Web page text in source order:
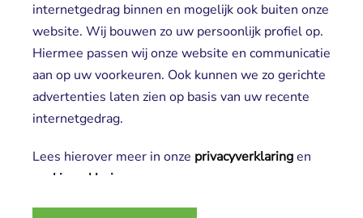
internetgedrag binnen en mogelijk ook buiten onze
website. Wij bouwen zo uw persoonlijk profiel op.
Hiermee passen wij onze website en communicatie
aan op uw voorkeuren. Ook kunnen we zo gerichte
advertenties laten zien op basis van uw recente
internetgedrag.
Lees hierover meer in onze privacyverklaringen
cookieverklaring
Aanmelden nieuwsbrief